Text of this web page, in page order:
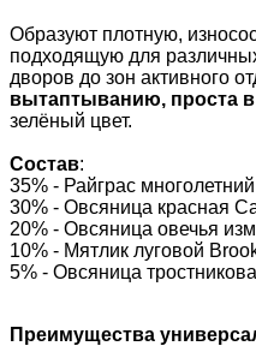
Образуют плотную,
подходящую для
дворов до зон активного
вытаптыванию, проста
зелёный цвет.
Состав:
35% - Райграс
30% - Овсяница красная
20% - Овсяница овечья
10% - Мятлик луговой
5% - Овсяница
Преимущества